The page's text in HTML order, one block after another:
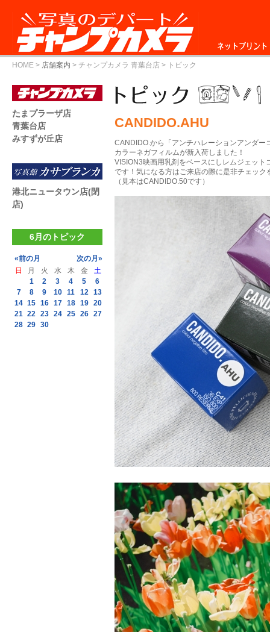
ネットプリント
HOME > 店舗案内 > チャンプカメラ 青葉台店 > トピック
CANDIDO.AHU
CANDIDO.から「アンチハレーションアンダー
カラーネガフィルムが新入荷しました！
VISION3映画用乳剤をベースにしレムジェッ
です！気になる方はご来店の際に是非チェック
（見本はCANDIDO.50です）
たまプラーザ店
青葉台店
みすずが丘店
港北ニュータウン店(閉
店)
6月のトピック
«前の月
次の月»
日
月 火 水 木 金
土
1
2 3 4 5
6
7
8 9 10 11 12 13
14 15 16 17 18 19 20
21 22 23 24 25 26 27
28 29 30